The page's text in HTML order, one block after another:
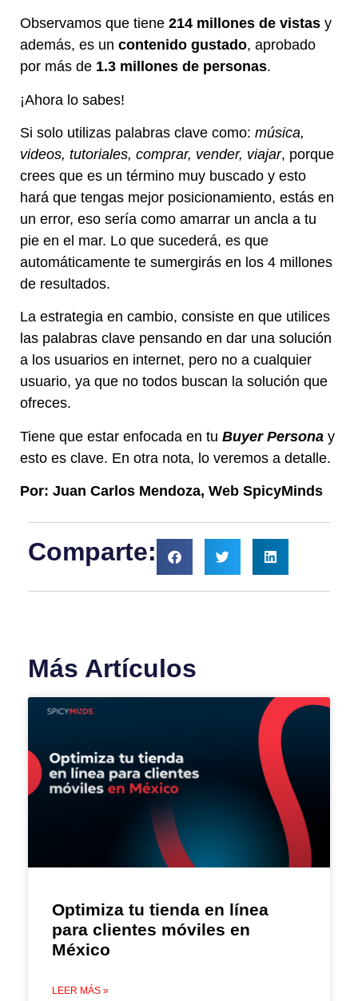
Observamos que tiene 214 millones de vistas y
además, es un contenido gustado, aprobado
por más de 1.3 millones de personas.
¡Ahora lo sabes!
Si solo utilizas palabras clave como: música,
videos, tutoriales, comprar, vender, viajar, porque
crees que es un término muy buscado y esto
hará que tengas mejor posicionamiento, estás en
un error, eso sería como amarrar un ancla a tu
pie en el mar. Lo que sucederá, es que
automáticamente te sumergirás en los 4 millones
de resultados.
La estrategia en cambio, consiste en que utilices
las palabras clave pensando en dar una solución
a los usuarios en internet, pero no a cualquier
usuario, ya que no todos buscan la solución que
ofreces.
Tiene que estar enfocada en tu Buyer Persona y
esto es clave. En otra nota, lo veremos a detalle.
Por: Juan Carlos Mendoza, Web SpicyMinds
Comparte:
Más Artículos
Optimiza tu tienda en línea
para clientes móviles en
México
LEER MÁS »